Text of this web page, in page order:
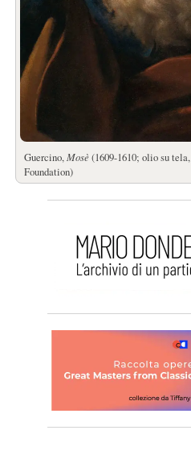
Guercino,Mosè (1609-1610; olio su
Foundation)